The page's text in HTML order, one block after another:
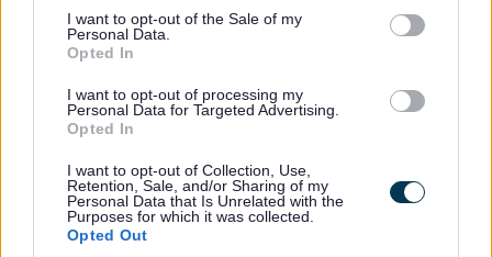
consent section.
I want to opt-out of the Sale of my
Personal Data.
Opted In
I want to opt-out of processing my
Personal Data for Targeted Advertising.
Opted In
I want to opt-out of Collection, Use,
Retention, Sale, and/or Sharing of my
Personal Data that Is Unrelated with the
Purposes for which it was collected.
Opted Out
berson yr oedd yn gysylltiedig ag ef/hi neu y bu’n
ymwneud ag ef/hi neu yr oedd wedi bod mewn perthynas
bersonol agos ag ef/hi, neu
aelod o’r un aelwyd
Diben ADD yw:
sefydlu pa wersi y gellir eu dysgu o’r dynladdiad domestig
ynghylch y modd y mae gweithwyr proffesiynol a